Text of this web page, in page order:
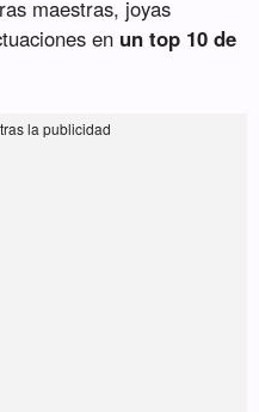
maestras, joyas
en un top 10 de